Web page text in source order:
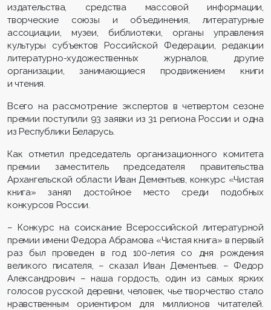
издательства, средства массовой информации,
творческие союзы и объединения, литературные
ассоциации, музеи, библиотеки, органы управления
культуры субъектов Российской Федерации, редакции
литературно-художественных журналов, другие
организации, занимающиеся продвижением книги
и чтения.
Всего на рассмотрение экспертов в четвертом сезоне
премии поступили 93 заявки из 31 региона России и одна
из Республики Беларусь.
Как отметил председатель организационного комитета
премии заместитель председателя правительства
Архангельской области Иван Дементьев, конкурс «Чистая
книга» занял достойное место среди подобных
конкурсов России.
– Конкурс на соискание Всероссийской литературной
премии имени Федора Абрамова «Чистая книга» в первый
раз был проведен в год 100-летия со дня рождения
великого писателя, – сказал Иван Дементьев. – Федор
Александрович – наша гордость, один из самых ярких
голосов русской деревни, человек, чье творчество стало
нравственным ориентиром для миллионов читателей.